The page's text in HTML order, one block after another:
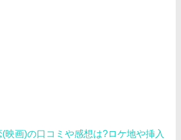
映画)の口コミや感想は?ロケ地や挿入